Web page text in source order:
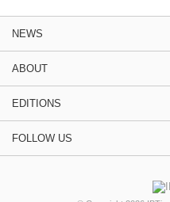
NEWS
ABOUT
EDITIONS
FOLLOW US